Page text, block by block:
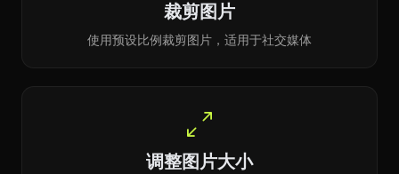
裁剪图片
使用预设比例裁剪图片，适用于社交媒体
调整图片大小